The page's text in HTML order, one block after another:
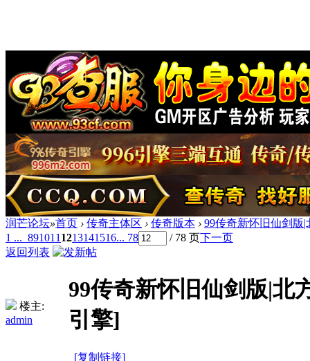
润芒论坛»首页 › 传奇主体区 › 传奇版本 › 99传奇新怀旧仙剑版
1 ... 891011 1213141516... 78 / 78 页下一页
返回列表
楼主:
admin
99传奇新怀旧仙剑版|北
引擎]
[复制链接]